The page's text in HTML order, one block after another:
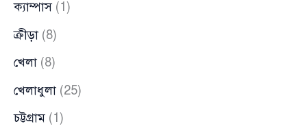
ক্যাম্পাস(1)
ক্রীড়া (8)
খেলা (8)
খেলাধুলা (25)
চট্টগ্রাম (1)